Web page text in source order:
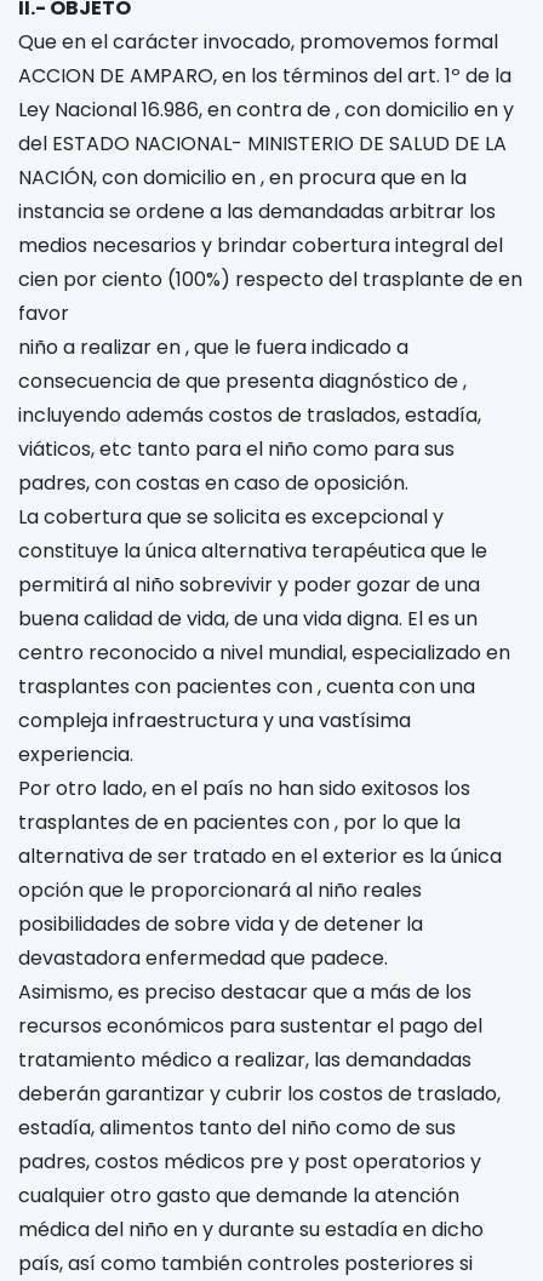
II.- OBJETO
Que en el carácter invocado, promovemos formal
ACCION DE AMPARO, en los términos del art. 1º de la
Ley Nacional 16.986, en contra de, con domicilio eny
del ESTADO NACIONAL- MINISTERIO DE SALUD DE LA
NACIÓN, con domicilio en, en procura que en la
instancia se ordene a las demandadas arbitrar los
medios necesarios y brindar cobertura integral del
cien por ciento (100%) respecto del trasplante deen
favor
niñoa realizar en, que le fuera indicado a
consecuencia de que presenta diagnóstico de,
incluyendo además costos de traslados, estadía,
viáticos, etc tanto para el niño como para sus
padres, con costas en caso de oposición.
La cobertura que se solicita es excepcional y
constituye la única alternativa terapéutica que le
permitirá al niño sobrevivir y poder gozar de una
buena calidad de vida, de una vida digna. Eles un
centro reconocido a nivel mundial, especializado en
trasplantes con pacientes con, cuenta con una
compleja infraestructura y una vastísima
experiencia.
Por otro lado, en el país no han sido exitosos los
trasplantes deen pacientes con, por lo que la
alternativa de ser tratado en el exterior es la única
opción que le proporcionará al niño reales
posibilidades de sobre vida y de detener la
devastadora enfermedad que padece.
Asimismo, es preciso destacar que a más de los
recursos económicos para sustentar el pago del
tratamiento médico a realizar, las demandadas
deberán garantizar y cubrir los costos de traslado,
estadía, alimentos tanto del niño como de sus
padres, costos médicos pre y post operatorios y
cualquier otro gasto que demande la atención
médica del niño eny durante su estadía en dicho
país, así como también controles posteriores si